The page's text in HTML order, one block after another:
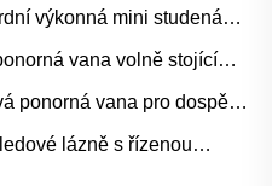
výkonná mini studená
a wellness
vana volně stojící
moderní terapii
ponorná vana pro dospělé
váš zážitek z terapie
lázně s řízenou